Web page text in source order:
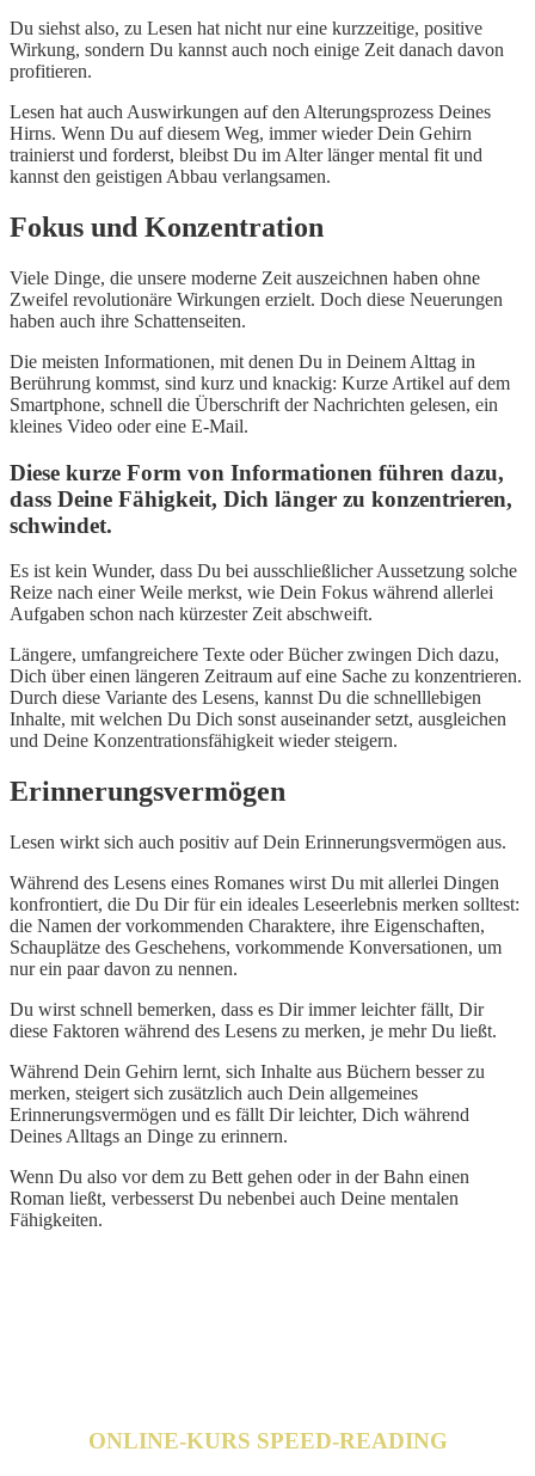
Du siehst also, zu Lesen hat nicht nur eine kurzzeitige, positive
Wirkung, sondern Du kannst auch noch einige Zeit danach davon
profitieren.
Lesen hat auch Auswirkungen auf den Alterungsprozess Deines
Hirns. Wenn Du auf diesem Weg, immer wieder Dein Gehirn
trainierst und forderst, bleibst Du im Alter länger mental fit und
kannst den geistigen Abbau verlangsamen.
Fokus und Konzentration
Viele Dinge, die unsere moderne Zeit auszeichnen haben ohne
Zweifel revolutionäre Wirkungen erzielt. Doch diese Neuerungen
haben auch ihre Schattenseiten.
Die meisten Informationen, mit denen Du in Deinem Alttag in
Berührung kommst, sind kurz und knackig: Kurze Artikel auf dem
Smartphone, schnell die Überschrift der Nachrichten gelesen, ein
kleines Video oder eine E-Mail.
Diese kurze Form von Informationen führen dazu,
dass Deine Fähigkeit, Dich länger zu konzentrieren,
schwindet.
Es ist kein Wunder, dass Du bei ausschließlicher Aussetzung solche
Reize nach einer Weile merkst, wie Dein Fokus während allerlei
Aufgaben schon nach kürzester Zeit abschweift.
Längere, umfangreichere Texte oder Bücher zwingen Dich dazu,
Dich über einen längeren Zeitraum auf eine Sache zu konzentrieren.
Durch diese Variante des Lesens, kannst Du die schnelllebigen
Inhalte, mit welchen Du Dich sonst auseinander setzt, ausgleichen
und Deine Konzentrationsfähigkeit wieder steigern.
Erinnerungsvermögen
Lesen wirkt sich auch positiv auf Dein Erinnerungsvermögen aus.
Während des Lesens eines Romanes wirst Du mit allerlei Dingen
konfrontiert, die Du Dir für ein ideales Leseerlebnis merken solltest:
die Namen der vorkommenden Charaktere, ihre Eigenschaften,
Schauplätze des Geschehens, vorkommende Konversationen, um
nur ein paar davon zu nennen.
Du wirst schnell bemerken, dass es Dir immer leichter fällt, Dir
diese Faktoren während des Lesens zu merken, je mehr Du ließt.
Während Dein Gehirn lernt, sich Inhalte aus Büchern besser zu
merken, steigert sich zusätzlich auch Dein allgemeines
Erinnerungsvermögen und es fällt Dir leichter, Dich während
Deines Alltags an Dinge zu erinnern.
Wenn Du also vor dem zu Bett gehen oder in der Bahn einen
Roman ließt, verbesserst Du nebenbei auch Deine mentalen
Fähigkeiten.
ONLINE-KURS SPEED-READING